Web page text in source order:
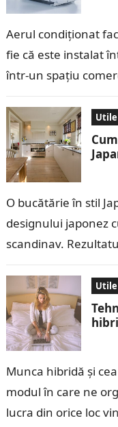
Aerul condiționat
fie că este instalat
într-un spațiu
Utile
O bucătărie în stil
designului japonez
scandinav.
Utile
Munca hibridă și
modul în care ne
lucra din orice loc